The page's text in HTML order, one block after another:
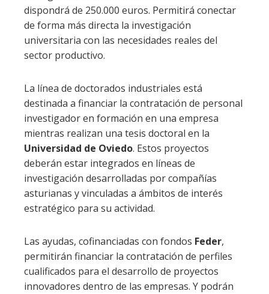
dispondrá de 250.000 euros. Permitirá conectar
de forma más directa la investigación
universitaria con las necesidades reales del
sector productivo.
La línea de doctorados industriales está
destinada a financiar la contratación de personal
investigador en formación en una empresa
mientras realizan una tesis doctoral en la
Universidad de Oviedo. Estos proyectos
deberán estar integrados en líneas de
investigación desarrolladas por compañías
asturianas y vinculadas a ámbitos de interés
estratégico para su actividad.
Las ayudas, cofinanciadas con fondos Feder,
permitirán financiar la contratación de perfiles
cualificados para el desarrollo de proyectos
innovadores dentro de las empresas. Y podrán